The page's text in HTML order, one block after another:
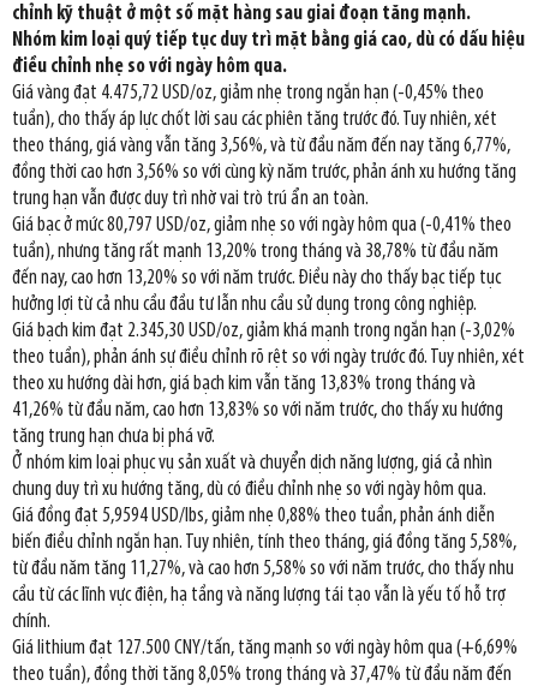
chỉnh kỹ thuật ở một số mặt hàng sau giai đoạn tăng mạnh.
Nhóm kim loại quý tiếp tục duy trì mặt bằng giá cao, dù có dấu hiệu
điều chỉnh nhẹ so với ngày hôm qua.
Giá vàng đạt 4.475,72 USD/oz, giảm nhẹ trong ngắn hạn (-0,45% theo
tuần), cho thấy áp lực chốt lời sau các phiên tăng trước đó. Tuy nhiên, xét
theo tháng, giá vàng vẫn tăng 3,56%, và từ đầu năm đến nay tăng 6,77%,
đồng thời cao hơn 3,56% so với cùng kỳ năm trước, phản ánh xu hướng tăng
trung hạn vẫn được duy trì nhờ vai trò trú ẩn an toàn.
Giá bạc ở mức 80,797 USD/oz, giảm nhẹ so với ngày hôm qua (-0,41% theo
tuần), nhưng tăng rất mạnh 13,20% trong tháng và 38,78% từ đầu năm
đến nay, cao hơn 13,20% so với năm trước. Điều này cho thấy bạc tiếp tục
hưởng lợi từ cả nhu cầu đầu tư lẫn nhu cầu sử dụng trong công nghiệp.
Giá bạch kim đạt 2.345,30 USD/oz, giảm khá mạnh trong ngắn hạn (-3,02%
theo tuần), phản ánh sự điều chỉnh rõ rệt so với ngày trước đó. Tuy nhiên, xét
theo xu hướng dài hơn, giá bạch kim vẫn tăng 13,83% trong tháng và
41,26% từ đầu năm, cao hơn 13,83% so với năm trước, cho thấy xu hướng
tăng trung hạn chưa bị phá vỡ.
Ở nhóm kim loại phục vụ sản xuất và chuyển dịch năng lượng, giá cả nhìn
chung duy trì xu hướng tăng, dù có điều chỉnh nhẹ so với ngày hôm qua.
Giá đồng đạt 5,9594 USD/lbs, giảm nhẹ 0,88% theo tuần, phản ánh diễn
biến điều chỉnh ngắn hạn. Tuy nhiên, tính theo tháng, giá đồng tăng 5,58%,
từ đầu năm tăng 11,27%, và cao hơn 5,58% so với năm trước, cho thấy nhu
cầu từ các lĩnh vực điện, hạ tầng và năng lượng tái tạo vẫn là yếu tố hỗ trợ
chính.
Giá lithium đạt 127.500 CNY/tấn, tăng mạnh so với ngày hôm qua (+6,69%
theo tuần), đồng thời tăng 8,05% trong tháng và 37,47% từ đầu năm đến